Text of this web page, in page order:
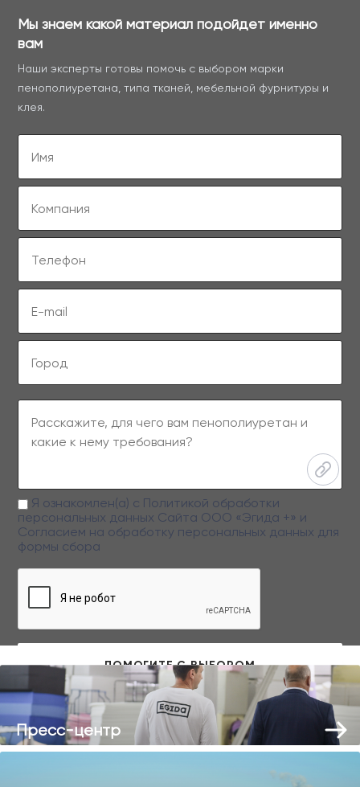
Мы знаем какой материал подойдет именно
вам
Наши эксперты готовы помочь с выбором марки
пенополиуретана, типа тканей, мебельной фурнитуры и
клея.
Заполняя данную форму вы даете свое согласие на обработку
персональных данных
Я ознакомлен(а) с Политикой обработки
персональных данных Сайта ООО «Эгида +» и
Согласием на обработку персональных данных для
формы сбора
Пресс-центр